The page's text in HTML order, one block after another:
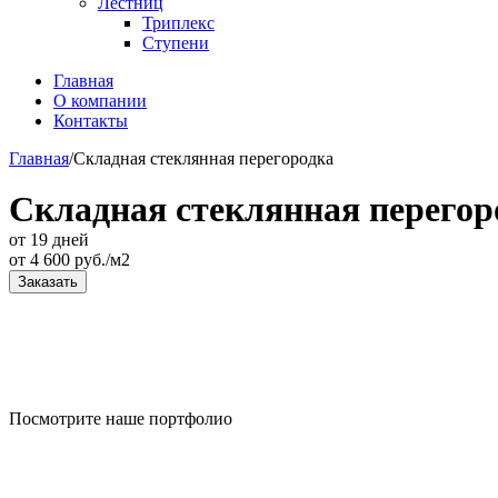
Триплекс
Ступени
Главная
О компании
Контакты
Главная/Складная стеклянная перегородка
Складная стеклянная
от 19 дней
от 4 600 руб./м2
Заказать
Посмотрите наше портфолио